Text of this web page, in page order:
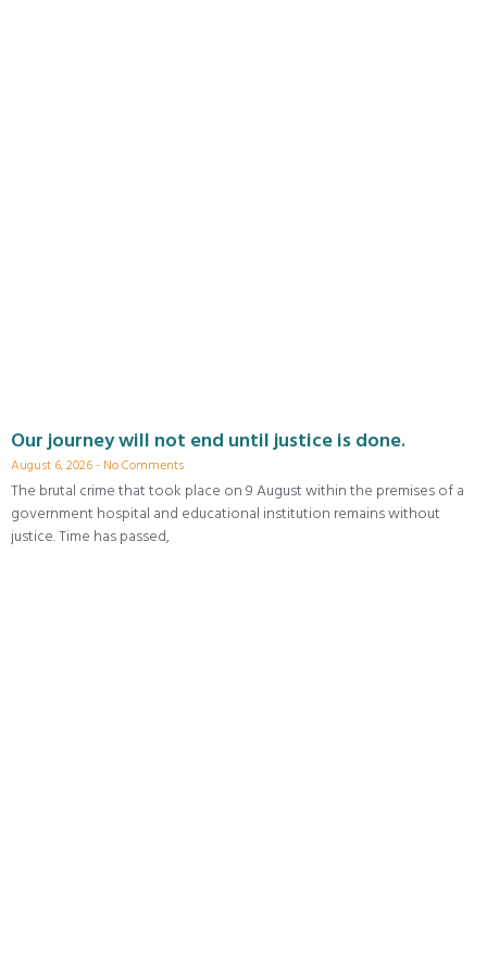
Our journey will not end until justice is done.
August 6, 2026 No Comments
The brutal crime that took place on 9 August within the premises of a
government hospital and educational institution remains without
justice. Time has passed,